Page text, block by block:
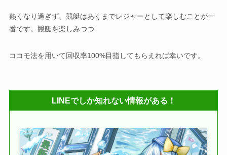
熱くなり過ぎず、競艇はあくまでレジャーとして楽しむことが一
番です。競艇を楽しみつつ
ココモ法を用いて回収率100%目指してもらえれば幸いです。
LINEでしか知れない情報がある！